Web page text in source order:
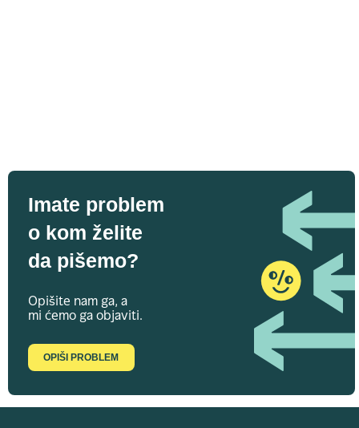
Imate problem
o kom želite
da pišemo?
Opišite nam ga, a
mi ćemo ga objaviti.
OPIŠI PROBLEM